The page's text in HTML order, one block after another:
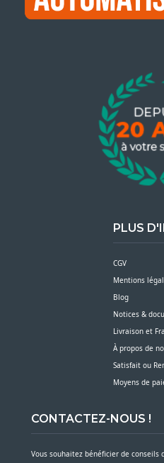
PLUS
CGV
Mentions
Blog
Notices &
Livraison et
À propos de
Satisfait ou
Moyens de
CONTACTEZ-NOUS !
Vous souhaitez bénéficier de conseils